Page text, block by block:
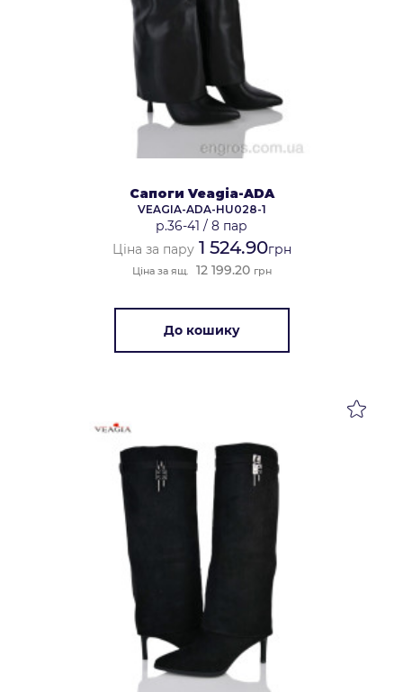
Сапоги Veagia-ADA
VEAGIA-ADA-HU028-1
р.36-41 / 8 пар
Ціна за пару1 524.90грн
Ціна за ящ. 12 199.20 грн
До кошику